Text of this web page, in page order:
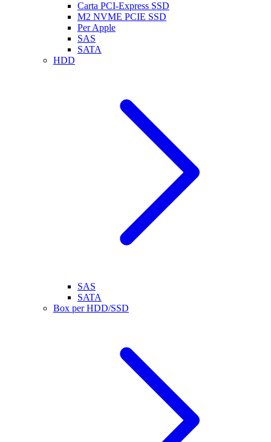
Carta PCI-Express SSD
M2 NVME PCIE SSD
Per Apple
SAS
SATA
HDD
SAS
SATA
Box per HDD/SSD